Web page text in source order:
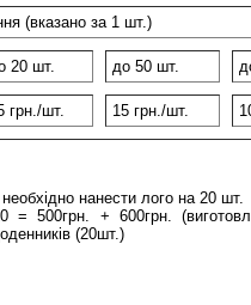
(вказано за 1 шт.)
20 шт. до 50 шт.
грн./шт. 15 грн./шт.
нанести лого на 20 шт.
= 500грн. + 600грн.
(20шт.)